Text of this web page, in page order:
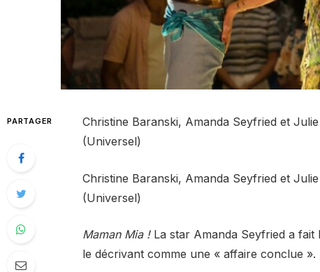
PARTAGER
Christine Baranski, Amanda Seyfried et
(Universel)
Christine Baranski, Amanda Seyfried et
(Universel)
Maman Mia !La star Amanda Seyfried a fait
le décrivant comme une « affaire conclue ».